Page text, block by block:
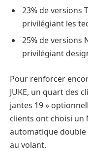
23% de versions
privilégiant les
25% de versions
privilégiant
Pour renforcer
JUKE, un quart des
jantes 19 »
clients ont choisi un
automatique double
au volant.